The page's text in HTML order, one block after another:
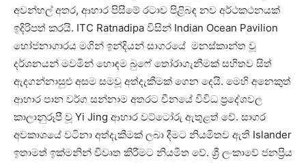
අවන්හල් අතර, ආහාර පිසීමේ රටාව පිළිබඳ නව අර්ථකථනයක්
ඉදිරිපත් කරයි. ITC Ratnadipa විසින් Indian Ocean Pavilion
භෝජනාගාරය මගින් ඉන්දියන් සාගරයේ මනස්කාන්ත වූ
දර්ශනයන් මවමින් හොඳම බුෆේ තෝරාගැනීමක් සහිතව සිත්
ඇදගන්නාසුළු අසම සමවූ අත්දැකීමක් ගෙන දෙයි. මෙහි අනෙකුත්
ආහාර පාන වර්ග සන්නාම අතරට චීනයේ විවිධ ප්‍රදේශවල
කාලානුරූපී වූ Yi Jing ආහාර වට්ටෝරු ඇතුළත් වේ. සාගර
අවකාශයේ වටිනා අත්දැකීමක් ලබා දීමට නියමිතව ඇති Islander
ඉතාමත් ඉක්මනින් විවෘත කිරීමට නියමිත වේ. ශ්‍රී ලංකාවේ ජනප්‍රිය